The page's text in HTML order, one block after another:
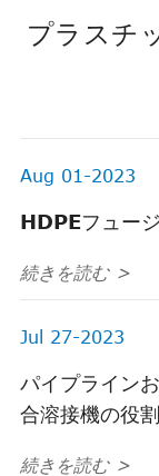
プラスチ
Aug 01-2023
HDPEフュー
続きを読む >
Jul 27-2023
パイプライン
合溶接機の役割
続きを読む >